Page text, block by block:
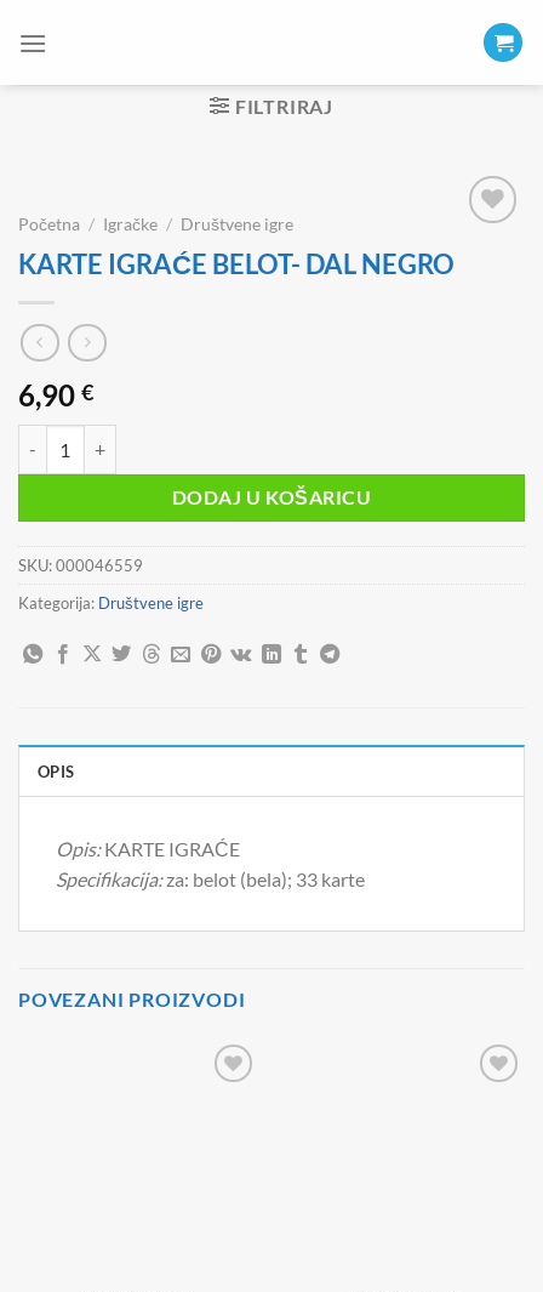
FILTRIRAJ
Početna / Igračke / Društvene igre
KARTE IGRAĆE BELOT- DAL NEGRO
6,90 €
DODAJ U KOŠARICU
SKU:000046559
Kategorija: Društvene igre
OPIS
Opis:KARTE IGRAĆE
Specifikacija:za: belot (bela); 33 karte
POVEZANI PROIZVODI